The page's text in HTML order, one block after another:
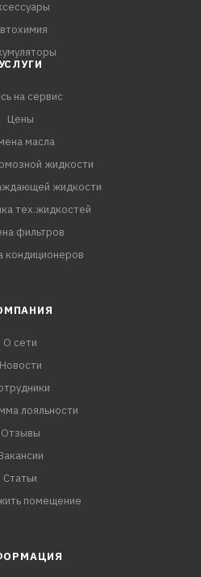
на сервис
Цены
масла
жидкости
жидкости
тех.жидкостей
фильтров
кондиционеров
О сети
Новости
лояльности
Отзывы
Статьи
помещение